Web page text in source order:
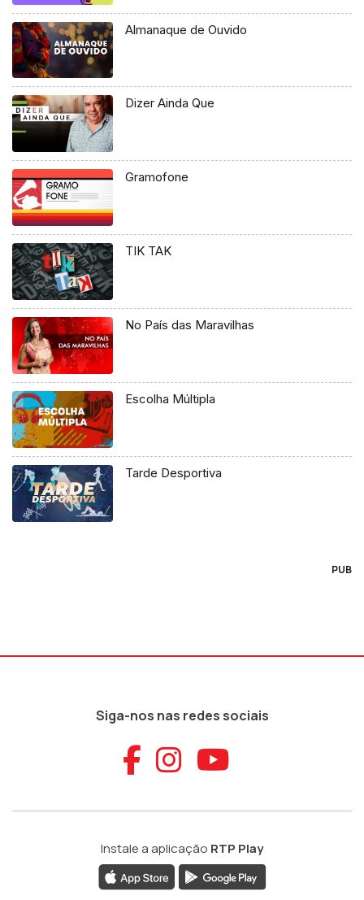
Almanaque de Ouvido
Dizer Ainda Que
Gramofone
TIK TAK
No País das Maravilhas
Escolha Múltipla
Tarde Desportiva
PUB
Siga-nos nas redes sociais
Aceder ao
Aceder ao
Aceder
Instale a aplicação RTP Play